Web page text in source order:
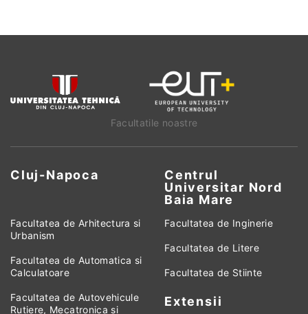
Facultatile noastre
Cluj-Napoca
Centrul
Universitar Nord
Baia Mare
Facultatea de Arhitectura si
Urbanism
Facultatea de Automatica si
Calculatoare
Facultatea de Autovehicule
Rutiere, Mecatronica si
Facultatea de Inginerie
Facultatea de Litere
Facultatea de Stiinte
Extensii